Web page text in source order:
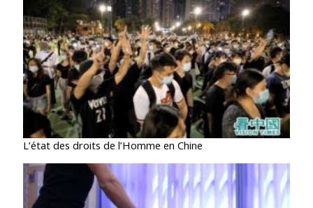
L’état des droits de l’Homme en Chine